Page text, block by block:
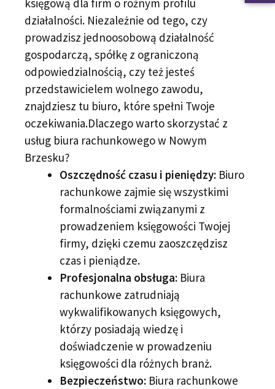
działalności. Niezależnie od tego, czy
prowadzisz jednoosobową działalność
gospodarczą, spółkę z ograniczoną
odpowiedzialnością, czy też jesteś
przedstawicielem wolnego zawodu,
znajdziesz tu biuro, które spełni Twoje
oczekiwania.Dlaczego warto skorzystać z
usług biura rachunkowego w Nowym
Brzesku?
Oszczędność czasu i pieniędzy: Biuro
rachunkowe zajmie się wszystkimi
formalnościami związanymi z
prowadzeniem księgowości Twojej
firmy, dzięki czemu zaoszczędzisz
czas i pieniądze.
Profesjonalna obsługa: Biura
rachunkowe zatrudniają
wykwalifikowanych księgowych,
którzy posiadają wiedzę i
doświadczenie w prowadzeniu
księgowości dla różnych branż.
Bezpieczeństwo: Biura rachunkowe